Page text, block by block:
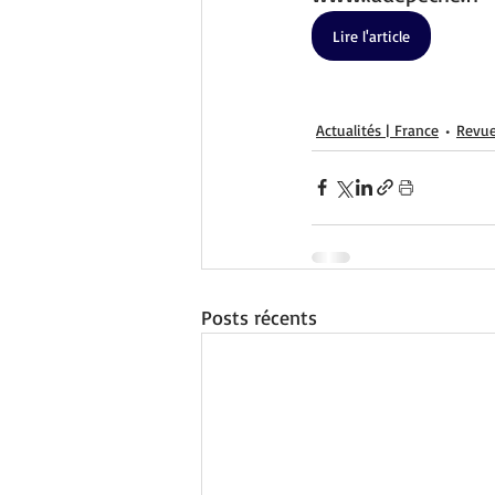
Lire l'article
Actualités | France
Posts récents